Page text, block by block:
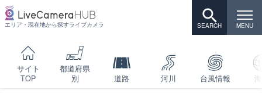
エリア・現在地から探すライブカメラ
サイト
TOP
都道府県
別
道路 河川 台風情報